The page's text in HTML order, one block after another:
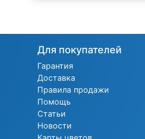
Для покупателей
Гарантия
Доставка
Правила продажи
Помощь
Статьи
Новости